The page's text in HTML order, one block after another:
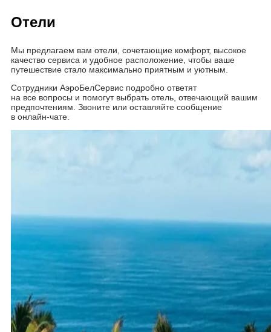
Отели
Мы предлагаем вам отели, сочетающие комфорт, высокое
качество сервиса и удобное расположение, чтобы ваше
путешествие стало максимально приятным и уютным.
Сотрудники АэроБелСервис подробно ответят
на все вопросы и помогут выбрать отель, отвечающий вашим
предпочтениям. Звоните или оставляйте сообщение
в онлайн-чате.